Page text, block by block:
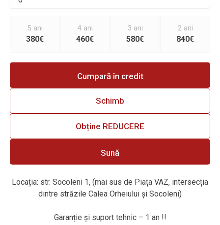
5 ani
380€
4 ani
460€
3 ani
580€
2 ani
840€
Cumpară în credit
Schimb
Obține REDUCERE
Sună
Locația: str. Socoleni 1, (mai sus de Piața VAZ, intersecția
dintre străzile Calea Orheiului și Socoleni)
Garanție și suport tehnic – 1 an !!